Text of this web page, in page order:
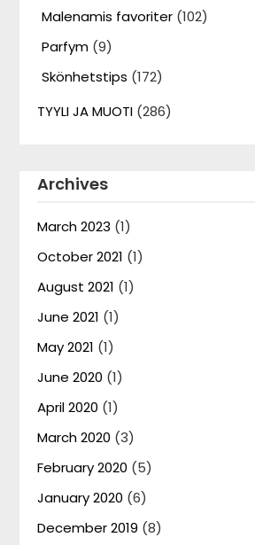
Malenamis favoriter (102)
Parfym (9)
Skönhetstips (172)
TYYLI JA MUOTI (286)
Archives
March 2023 (1)
October 2021 (1)
August 2021 (1)
June 2021 (1)
May 2021 (1)
June 2020 (1)
April 2020 (1)
March 2020 (3)
February 2020 (5)
January 2020 (6)
December 2019 (8)